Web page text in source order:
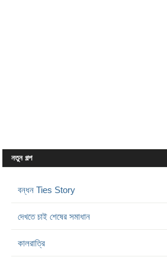
নতুন গল্প
বন্ধন Ties Story
দেখতে চাই শেষের সমাধান
কালরাত্রি